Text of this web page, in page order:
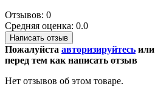
Отзывов: 0
Средняя оценка: 0.0
Написать отзыв
Пожалуйста авторизируйтесь или
перед тем как написать отзыв
Нет отзывов об этом товаре.